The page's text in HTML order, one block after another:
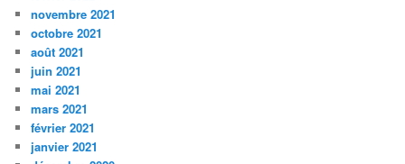
novembre 2021
octobre 2021
août 2021
juin 2021
mai 2021
mars 2021
février 2021
janvier 2021